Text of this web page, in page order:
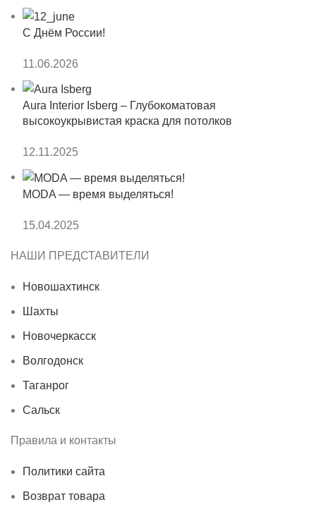
С Днём России!
11.06.2026
Aura Interior Isberg – Глубокоматовая
высокоукрывистая краска для потолков
12.11.2025
MODA — время выделяться!
15.04.2025
НАШИ ПРЕДСТАВИТЕЛИ
Новошахтинск
Шахты
Новочеркасск
Волгодонск
Таганрог
Сальск
Правила и контакты
Политики сайта
Возврат товара